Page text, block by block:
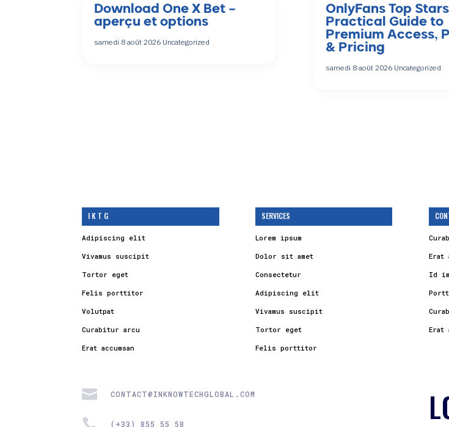
Download One X Bet –
aperçu et options
samedi 8 août 2026 Uncategorized
OnlyFans Top
Practical Guide to
Premium Access,
& Pricing
samedi 8 août 2026 Uncategorized
I K T G
Adipiscing elit
Vivamus suscipit
Tortor eget
Felis porttitor
Volutpat
Curabitur arcu
Erat accumsan
SERVICES
Lorem ipsum
Dolor sit amet
Consectetur
Adipiscing elit
Vivamus suscipit
Tortor eget
Felis porttitor
Erat
Id
Erat
 CONTACT@INKNOWTECHGLOBAL.COM
(+33) 855 55 58